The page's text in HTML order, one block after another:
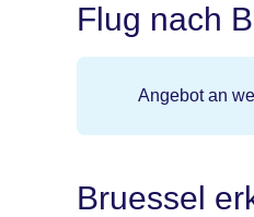
Flug nach
Angebot an
Bruessel